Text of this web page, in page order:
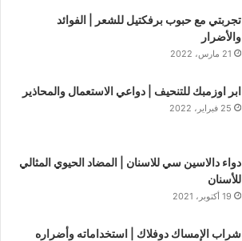
تجربتي مع حبوب برفكتيل للشعر | الفوائد
والأضرار
21 مارس، 2022
ابر اوزمبك للتنحيف | دواعي الاستعمال والمحاذير
25 فبراير، 2022
دواء دالاسين سي للاسنان | المضاد الحيوي المثالي
للأسنان
19 أكتوبر، 2021
شراب الإمساك دوفلاك | استخداماته وأضراره